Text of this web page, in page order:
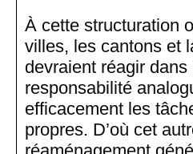
À cette structuration
villes, les cantons et
devraient réagir
responsabilité
efficacement les
propres. D’où cet